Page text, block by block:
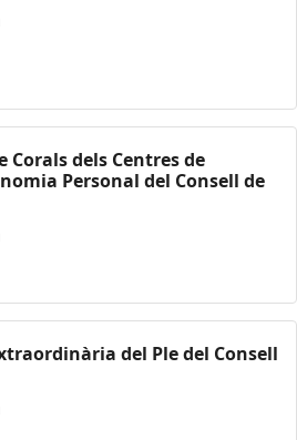
Corals dels Centres de
Personal del Consell de
del Ple del Consell